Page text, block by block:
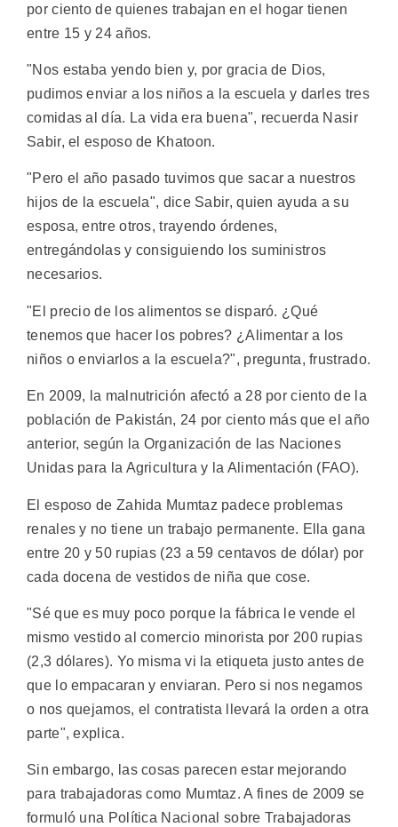
por ciento de quienes trabajan en el hogar tienen
entre 15 y 24 años.
"Nos estaba yendo bien y, por gracia de Dios,
pudimos enviar a los niños a la escuela y darles tres
comidas al día. La vida era buena", recuerda Nasir
Sabir, el esposo de Khatoon.
"Pero el año pasado tuvimos que sacar a nuestros
hijos de la escuela", dice Sabir, quien ayuda a su
esposa, entre otros, trayendo órdenes,
entregándolas y consiguiendo los suministros
necesarios.
"El precio de los alimentos se disparó. ¿Qué
tenemos que hacer los pobres? ¿Alimentar a los
niños o enviarlos a la escuela?", pregunta, frustrado.
En 2009, la malnutrición afectó a 28 por ciento de la
población de Pakistán, 24 por ciento más que el año
anterior, según la Organización de las Naciones
Unidas para la Agricultura y la Alimentación (FAO).
El esposo de Zahida Mumtaz padece problemas
renales y no tiene un trabajo permanente. Ella gana
entre 20 y 50 rupias (23 a 59 centavos de dólar) por
cada docena de vestidos de niña que cose.
"Sé que es muy poco porque la fábrica le vende el
mismo vestido al comercio minorista por 200 rupias
(2,3 dólares). Yo misma vi la etiqueta justo antes de
que lo empacaran y enviaran. Pero si nos negamos
o nos quejamos, el contratista llevará la orden a otra
parte", explica.
Sin embargo, las cosas parecen estar mejorando
para trabajadoras como Mumtaz. A fines de 2009 se
formuló una Política Nacional sobre Trabajadoras